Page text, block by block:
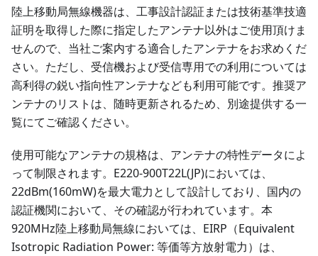
陸上移動局無線機器は、工事設計認証または技術基準技適
証明を取得した際に指定したアンテナ以外はご使用頂けま
せんので、当社ご案内する適合したアンテナをお求めくだ
さい。ただし、受信機および受信専用での利用については
高利得の鋭い指向性アンテナなども利用可能です。推奨ア
ンテナのリストは、随時更新されるため、別途提供する一
覧にてご確認ください。
使用可能なアンテナの規格は、アンテナの特性データによ
って制限されます。E220-900T22L(JP)においては、
22dBm(160mW)を最大電力として設計しており、国内の
認証機関において、その確認が行われています。本
920MHz陸上移動局無線においては、EIRP（Equivalent
Isotropic Radiation Power: 等価等方放射電力）は、